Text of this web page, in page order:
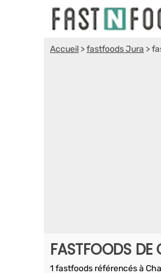
Accueil >fastfoods Jura >
FASTFOODS
1 fastfoods référencés à